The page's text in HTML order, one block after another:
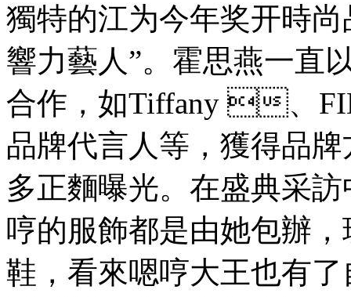
獨特的江为今年奖开時尚
響力藝人”。霍思燕
合作 ，如Tiffany 
品牌代言人等，獲得
多正麵曝光。在盛典
哼的服飾都是由她包辦
鞋，看來嗯哼大王也有